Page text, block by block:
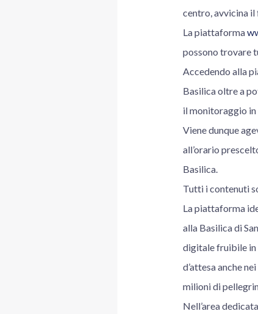
centro, avvicina il
La piattaforma
possono trovare
Accedendo alla
Basilica oltre a
il monitoraggio in
Viene dunque
all’orario
Basilica.
Tutti i contenuti
La piattaforma
alla Basilica di
digitale fruibile in
d’attesa anche
milioni di
Nell’area dedicata